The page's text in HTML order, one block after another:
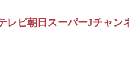
レビ朝日スーパーJチャン